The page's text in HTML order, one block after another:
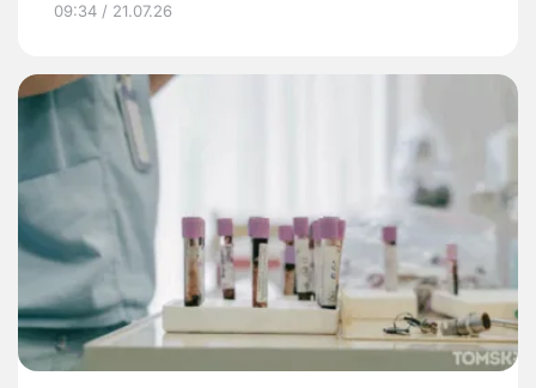
09:34 / 21.07.26